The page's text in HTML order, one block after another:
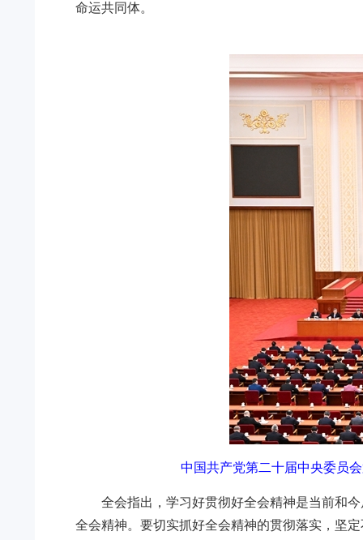
命运共同体。
中国共产党第二十届中央委员
全会指出，学习好贯彻好全会精神是当前和
全会精神。要切实抓好全会精神的贯彻落实，坚